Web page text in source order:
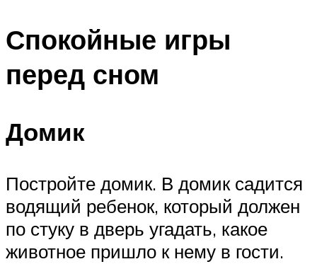
Спокойные игры
перед сном
Домик
Постройте домик. В домик садится
водящий ребенок, который должен
по стуку в дверь угадать, какое
животное пришло к нему в гости.